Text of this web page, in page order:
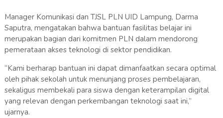
Manager Komunikasi dan TJSL PLN UID Lampung, Darma
Saputra, mengatakan bahwa bantuan fasilitas belajar ini
merupakan bagian dari komitmen PLN dalam mendorong
pemerataan akses teknologi di sektor pendidikan.
“Kami berharap bantuan ini dapat dimanfaatkan secara optimal
oleh pihak sekolah untuk menunjang proses pembelajaran,
sekaligus membekali para siswa dengan keterampilan digital
yang relevan dengan perkembangan teknologi saat ini,”
ujarnya.